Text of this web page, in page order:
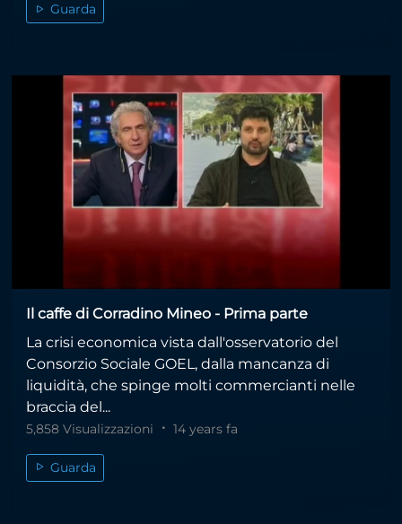
Guarda
Il caffe di Corradino Mineo - Prima parte
La crisi economica vista dall'osservatorio del
Consorzio Sociale GOEL, dalla mancanza di
liquidità, che spinge molti commercianti nelle
braccia del...
5,858 Visualizzazioni 14 years fa
Guarda